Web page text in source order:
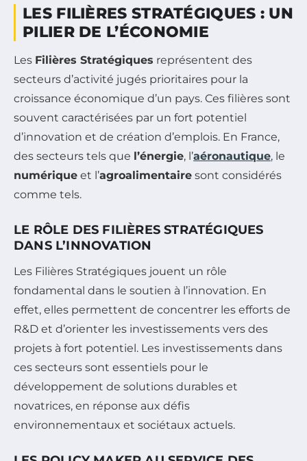
LES FILIÈRES STRATÉGIQUES : UN
PILIER DE L’ÉCONOMIE
Les Filières Stratégiques représentent des
secteurs d’activité jugés prioritaires pour la
croissance économique d’un pays. Ces filières sont
souvent caractérisées par un fort potentiel
d’innovation et de création d’emplois. En France,
des secteurs tels que l’énergie, l’aéronautique, le
numérique et l’agroalimentaire sont considérés
comme tels.
LE RÔLE DES FILIÈRES STRATÉGIQUES
DANS L’INNOVATION
Les Filières Stratégiques jouent un rôle
fondamental dans le soutien à l’innovation. En
effet, elles permettent de concentrer les efforts de
R&D et d’orienter les investissements vers des
projets à fort potentiel. Les investissements dans
ces secteurs sont essentiels pour le
développement de solutions durables et
novatrices, en réponse aux défis
environnementaux et sociétaux actuels.